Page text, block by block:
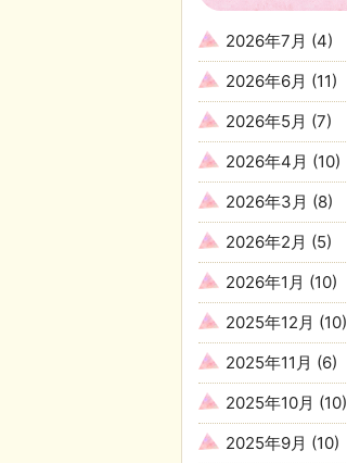
2026年7月 (4)
2026年6月 (11)
2026年5月 (7)
2026年4月 (10)
2026年3月 (8)
2026年2月 (5)
2026年1月 (10)
2025年12月 (10)
2025年11月 (6)
2025年10月 (10)
2025年9月 (10)